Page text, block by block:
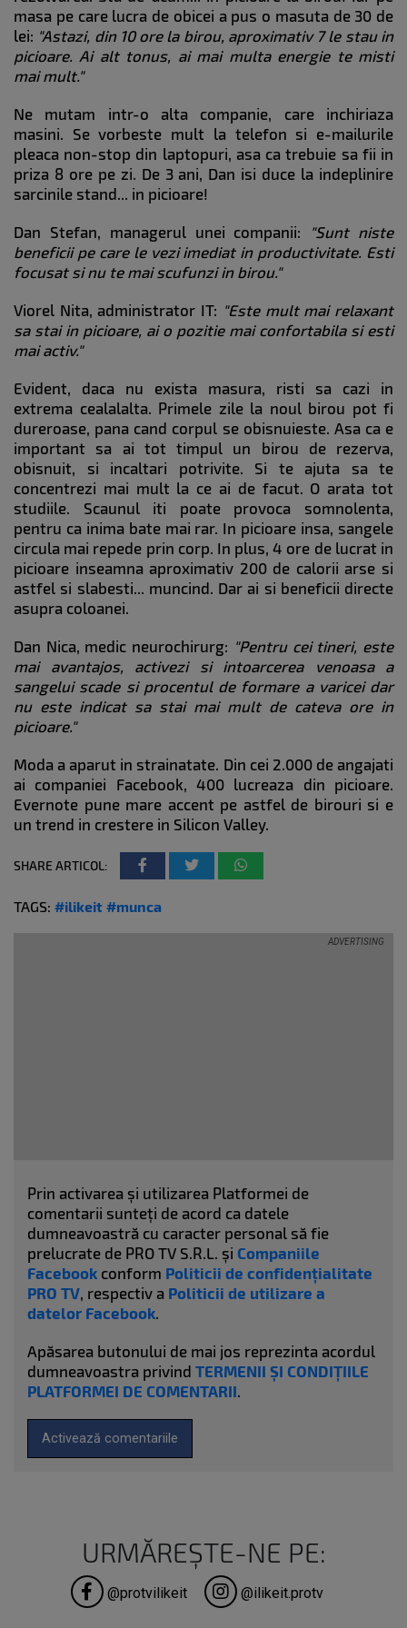
masa pe care lucra de obicei a pus o masuta de 30 de
lei: "Astazi, din 10 ore la birou, aproximativ 7 le stau in
picioare. Ai alt tonus, ai mai multa energie te misti
mai mult."
Ne mutam intr-o alta companie, care inchiriaza
masini. Se vorbeste mult la telefon si e-mailurile
pleaca non-stop din laptopuri, asa ca trebuie sa fii in
priza 8 ore pe zi. De 3 ani, Dan isi duce la indeplinire
sarcinile stand... in picioare!
Dan Stefan, managerul unei companii:
"Sunt niste
beneficii pe care le vezi imediat in productivitate. Esti
focusat si nu te mai scufunzi in birou."
Viorel Nita, administrator IT: "Este mult mai relaxant
sa stai in picioare, ai o pozitie mai confortabila si esti
mai activ."
Evident, daca nu exista masura, risti sa cazi in
extrema cealalalta. Primele zile la noul birou pot fi
dureroase, pana cand corpul se obisnuieste. Asa ca e
important sa ai tot timpul un birou de rezerva,
obisnuit, si incaltari potrivite. Si te ajuta sa te
concentrezi mai mult la ce ai de facut. O arata tot
studiile. Scaunul iti poate provoca somnolenta,
pentru ca inima bate mai rar. In picioare insa, sangele
circula mai repede prin corp. In plus, 4 ore de lucrat in
picioare inseamna aproximativ 200 de calorii arse si
astfel si slabesti... muncind. Dar ai si beneficii directe
asupra coloanei.
Dan Nica, medic neurochirurg: "Pentru cei tineri, este
mai avantajos, activezi si intoarcerea venoasa a
sangelui scade si procentul de formare a varicei dar
nu este indicat sa stai mai mult de cateva ore in
picioare."
Moda a aparut in strainatate. Din cei 2.000 de angajati
ai companiei Facebook, 400 lucreaza din picioare.
Evernote pune mare accent pe astfel de birouri si e
un trend in crestere in Silicon Valley.
SHARE ARTICOL:
TAGS: #ilikeit #munca
Prin activarea și utilizarea Platformei de
comentarii sunteți de acord ca datele
dumneavoastră cu caracter personal să fie
prelucrate de PRO TV S.R.L. și Companiile
Facebook conform Politicii de confidențialitate
PRO TV, respectiv a Politicii de utilizare a
datelor Facebook.
Apăsarea butonului de mai jos reprezinta acordul
dumneavoastra privind TERMENII ȘI CONDIȚIILE
PLATFORMEI DE COMENTARII.
Activează comentariile
URMĂREȘTE-NE PE:
@protvilikeit @ilikeit.protv